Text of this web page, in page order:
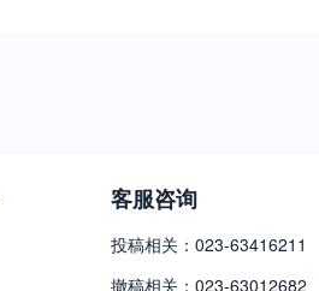
客服咨询
投稿相关：023-63416211
撤稿相关：023-63012682